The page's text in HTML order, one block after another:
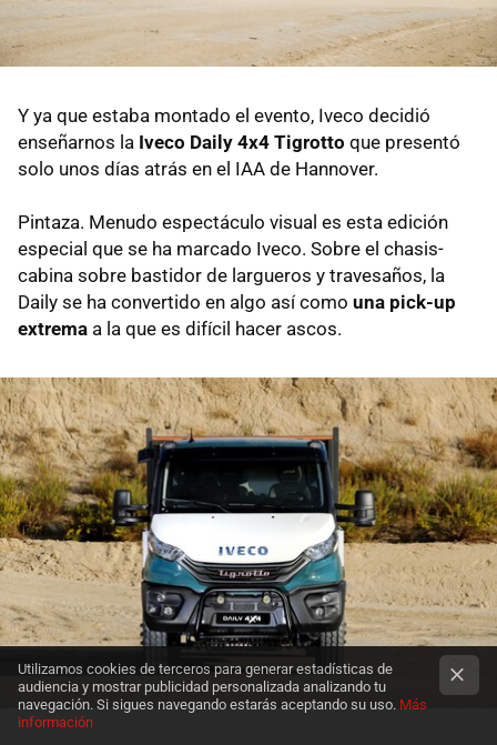
Y ya que estaba montado el evento, Iveco decidió
enseñarnos la Iveco Daily 4x4 Tigrotto que presentó
solo unos días atrás en el IAA de Hannover.
Pintaza. Menudo espectáculo visual es esta edición
especial que se ha marcado Iveco. Sobre el chasis-
cabina sobre bastidor de largueros y travesaños, la
Daily se ha convertido en algo así como una pick-up
extrema a la que es difícil hacer ascos.
Utilizamos cookies de terceros para generar estadísticas de
audiencia y mostrar publicidad personalizada analizando tu
navegación. Si sigues navegando estarás aceptando su uso. Más
información